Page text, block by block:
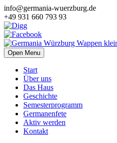
info@germania-wuerzburg.de
+49 931 660 793 93
Open Menu
Start
Über uns
Das Haus
Geschichte
Semesterprogramm
Germanenfete
Aktiv werden
Kontakt